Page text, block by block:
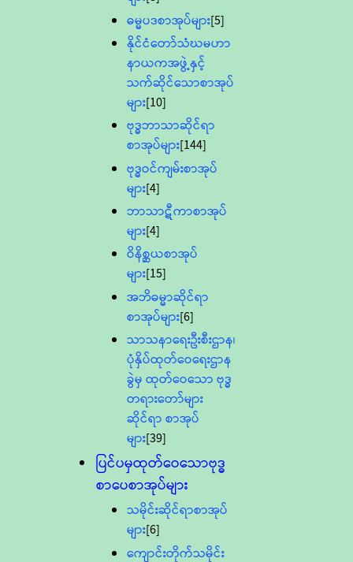
ဓမ္မပဒစာအုပ်များ[5]
နိုင်ငံတော်သံဃမဟာ
နာယကအဖွဲ့နှင့်
သက်ဆိုင်သောစာအုပ်
များ[10]
ဗုဒ္ဓဘာသာဆိုင်ရာ
စာအုပ်များ[144]
ဗုဒ္ဓဝင်ကျမ်းစာအုပ်
များ[4]
ဘာသာဋီကာစာအုပ်
များ[4]
ဝိနိစ္ဆယစာအုပ်
များ[15]
အဘိဓမ္မာဆိုင်ရာ
စာအုပ်များ[6]
သာသနာရေးဦးစီးဌာန၊
ပုံနှိပ်ထုတ်ဝေရေးဌာန
ခွဲမှ ထုတ်ဝေသော ဗုဒ္ဓ
တရားတော်များ
ဆိုင်ရာ စာအုပ်
များ[39]
ပြင်ပမှထုတ်ဝေသောဗုဒ္ဓ
စာပေစာအုပ်များ
သမိုင်းဆိုင်ရာစာအုပ်
များ[6]
ကျောင်းတိုက်သမိုင်း